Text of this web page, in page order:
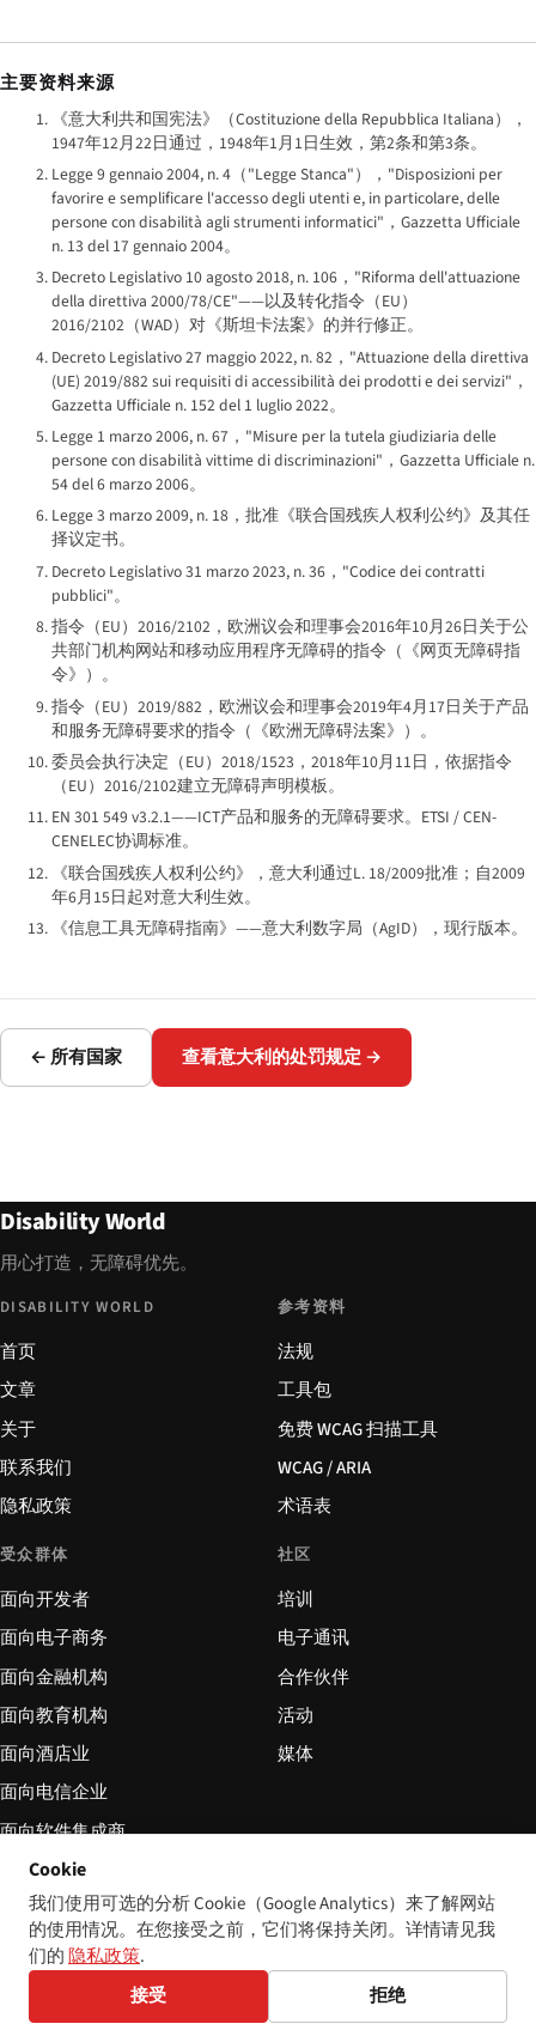
主要资料来源
《意大利共和国宪法》（Costituzione della Repubblica Italiana），
1947年12月22日通过，1948年1月1日生效，第2条和第3条。
Legge 9 gennaio 2004, n. 4 （"Legge Stanca"），"Disposizioni per
favorire e semplificare l'accesso degli utenti e, in particolare, delle
persone con disabilità agli strumenti informatici"，Gazzetta Ufficiale
n. 13 del 17 gennaio 2004。
Decreto Legislativo 10 agosto 2018, n. 106 ，"Riforma dell'attuazione
della direttiva 2000/78/CE"——以及转化指令（EU）
2016/2102（WAD）对《斯坦卡法案》的并行修正。
Decreto Legislativo 27 maggio 2022, n. 82 ，"Attuazione della direttiva
(UE) 2019/882 sui requisiti di accessibilità dei prodotti e dei servizi"，
Gazzetta Ufficiale n. 152 del 1 luglio 2022。
Legge 1 marzo 2006, n. 67 ，"Misure per la tutela giudiziaria delle
persone con disabilità vittime di discriminazioni"，Gazzetta Ufficiale n.
54 del 6 marzo 2006。
Legge 3 marzo 2009, n. 18 ，批准《联合国残疾人权利公约》及其任
择议定书。
Decreto Legislativo 31 marzo 2023, n. 36 ，"Codice dei contratti
pubblici"。
指令（EU）2016/2102，欧洲议会和理事会2016年10月26日关于公
共部门机构网站和移动应用程序无障碍的指令（《网页无障碍指
令》）。
指令（EU）2019/882，欧洲议会和理事会2019年4月17日关于产品
和服务无障碍要求的指令（《欧洲无障碍法案》）。
委员会执行决定（EU）2018/1523，2018年10月11日，依据指令
（EU）2016/2102建立无障碍声明模板。
EN 301 549 v3.2.1——ICT产品和服务的无障碍要求。ETSI / CEN-
CENELEC协调标准。
《联合国残疾人权利公约》，意大利通过L. 18/2009批准；自2009
年6月15日起对意大利生效。
《信息工具无障碍指南》——意大利数字局（AgID），现行版本。
← 所有国家 查看意大利的处罚规定 →
Disability World
用心打造，无障碍优先。
DISABILITY WORLD
首页
文章
关于
联系我们
隐私政策
参考资料
法规
工具包
免费 WCAG 扫描工具
WCAG / ARIA
术语表
受众群体
面向开发者
面向电子商务
面向金融机构
面向教育机构
面向酒店业
面向电信企业
面向软件集成商
面向非政府组织
社区
培训
电子通讯
合作伙伴
活动
媒体
关注我们
通过 RSS 订阅
Cookie
我们使用可选的分析 Cookie（Google Analytics）来了解网站
的使用情况。在您接受之前，它们将保持关闭。详情请见我
们的隐私政策.
接受
拒绝